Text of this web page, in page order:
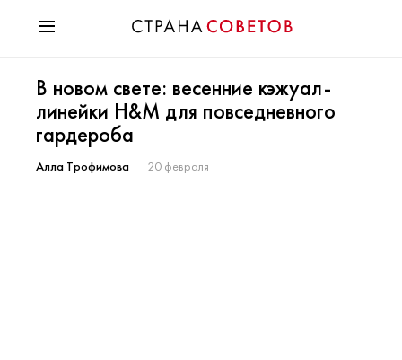
Мода
Звезды
Гороскопы
Здоровье
В новом свете: весенние кэжуал-
линейки H&M для повседневного
гардероба
Алла Трофимова 20 февраля